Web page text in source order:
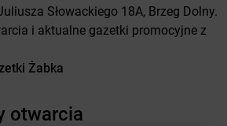
Słowackiego 18A, Brzeg Dolny.
i aktualne gazetki promocyjne z
Żabka
otwarcia